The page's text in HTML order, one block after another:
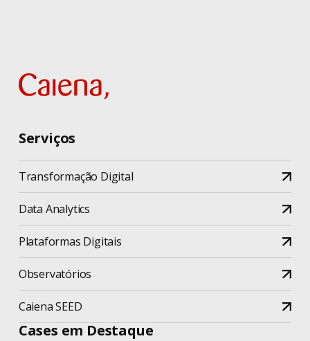
Serviços
Transformação Digital
Data Analytics
Plataformas Digitais
Observatórios
Caiena SEED
Cases em Destaque